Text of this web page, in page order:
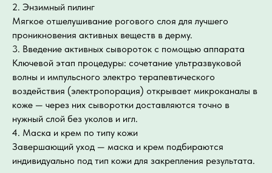
2. Энзимный пилинг
Мягкое отшелушивание рогового слоя для лучшего
проникновения активных веществ в дерму.
3. Введение активных сывороток с помощью аппарата
Ключевой этап процедуры: сочетание ультразвуковой
волны и импульсного электро терапевтического
воздействия (электропорация) открывает микроканалы в
коже — через них сыворотки доставляются точно в
нужный слой без уколов и игл.
4. Маска и крем по типу кожи
Завершающий уход — маска и крем подбираются
индивидуально под тип кожи для закрепления результата.